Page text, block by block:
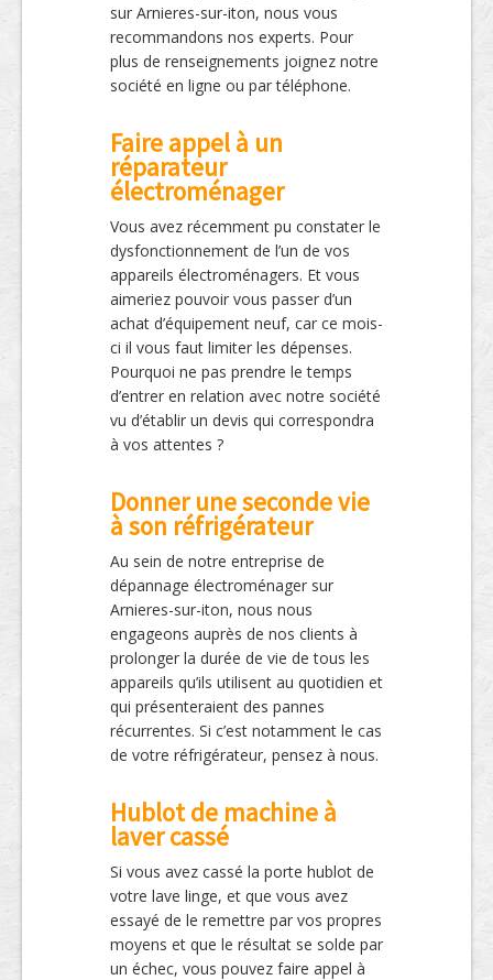
sur Arnieres-sur-iton, nous vous
recommandons nos experts. Pour
plus de renseignements joignez notre
société en ligne ou par téléphone.
Faire appel à un
réparateur
électroménager
Vous avez récemment pu constater le
dysfonctionnement de l’un de vos
appareils électroménagers. Et vous
aimeriez pouvoir vous passer d’un
achat d’équipement neuf, car ce mois-
ci il vous faut limiter les dépenses.
Pourquoi ne pas prendre le temps
d’entrer en relation avec notre société
vu d’établir un devis qui correspondra
à vos attentes ?
Donner une seconde vie
à son réfrigérateur
Au sein de notre entreprise de
dépannage électroménager sur
Arnieres-sur-iton, nous nous
engageons auprès de nos clients à
prolonger la durée de vie de tous les
appareils qu’ils utilisent au quotidien et
qui présenteraient des pannes
récurrentes. Si c’est notamment le cas
de votre réfrigérateur, pensez à nous.
Hublot de machine à
laver cassé
Si vous avez cassé la porte hublot de
votre lave linge, et que vous avez
essayé de le remettre par vos propres
moyens et que le résultat se solde par
un échec, vous pouvez faire appel à